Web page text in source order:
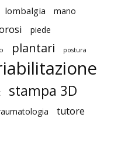
lombalgia
mano
piede
plantari postura
stampa 3D
tutore